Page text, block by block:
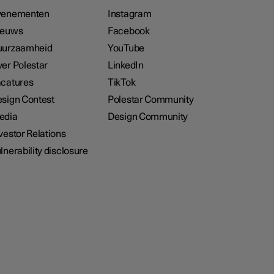
Polestar
Contest
Relations
disclosure
Instagram
Facebook
YouTube
LinkedIn
TikTok
Polestar Community
Design Community